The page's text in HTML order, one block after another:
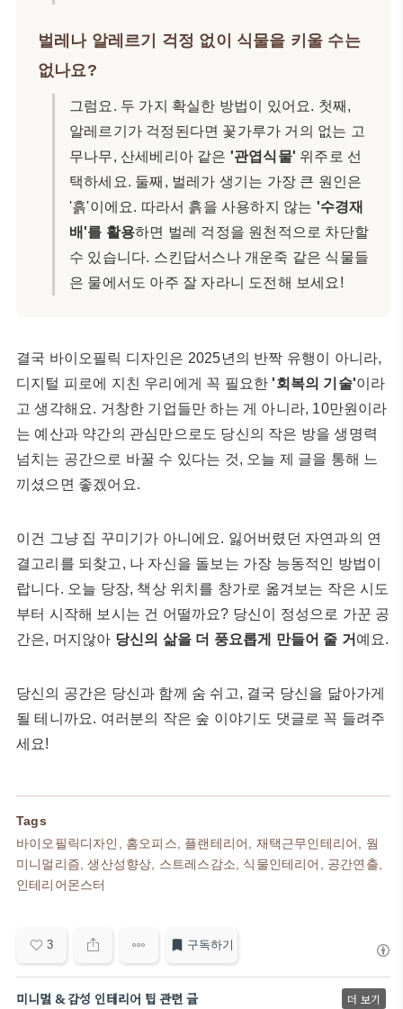
벌레나 알레르기 걱정 없이 식물을 키울 수는
없나요?
그럼요. 두 가지 확실한 방법이 있어요. 첫째,
알레르기가 걱정된다면 꽃가루가 거의 없는 고
무나무, 산세베리아 같은 '관엽식물' 위주로 선
택하세요. 둘째, 벌레가 생기는 가장 큰 원인은
'흙'이에요. 따라서 흙을 사용하지 않는 '수경재
배'를 활용하면 벌레 걱정을 원천적으로 차단할
수 있습니다. 스킨답서스나 개운죽 같은 식물들
은 물에서도 아주 잘 자라니 도전해 보세요!
결국 바이오필릭 디자인은 2025년의 반짝 유행이 아니라,
디지털 피로에 지친 우리에게 꼭 필요한 '회복의 기술'이라
고 생각해요. 거창한 기업들만 하는 게 아니라, 10만원이라
는 예산과 약간의 관심만으로도 당신의 작은 방을 생명력
넘치는 공간으로 바꿀 수 있다는 것, 오늘 제 글을 통해 느
끼셨으면 좋겠어요.
이건 그냥 집 꾸미기가 아니에요. 잃어버렸던 자연과의 연
결고리를 되찾고, 나 자신을 돌보는 가장 능동적인 방법이
랍니다. 오늘 당장, 책상 위치를 창가로 옮겨보는 작은 시도
부터 시작해 보시는 건 어떨까요? 당신이 정성으로 가꾼 공
간은, 머지않아 당신의 삶을 더 풍요롭게 만들어 줄 거 예요.
당신의 공간은 당신과 함께 숨 쉬고, 결국 당신을 닮아가게
될 테니까요. 여러분의 작은 숲 이야기도 댓글로 꼭 들려주
세요!
Tags
바이오필릭디자인, 홈오피스, 플랜테리어, 재택근무인테리어, 웜
미니멀리즘, 생산성향상, 스트레스감소, 식물인테리어, 공간연출,
인테리어몬스터
3 구독하기
미니멀 & 감성 인테리어 팁 관련 글 더 보기